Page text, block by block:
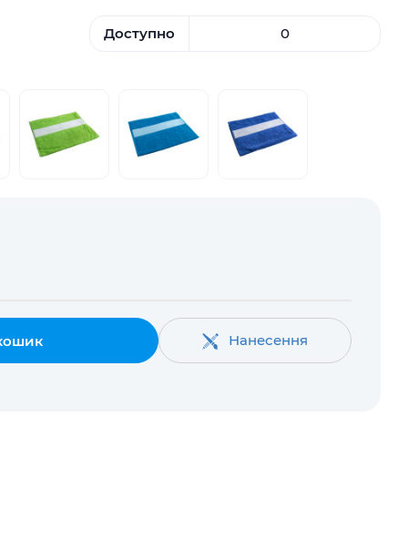
Доступно 0
Нанесення